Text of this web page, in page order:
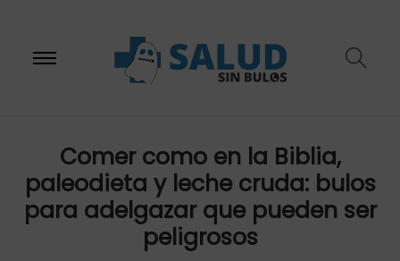
a
a
Comer como en la Biblia,
paleodieta y leche cruda: bulos
para adelgazar que pueden ser
peligrosos